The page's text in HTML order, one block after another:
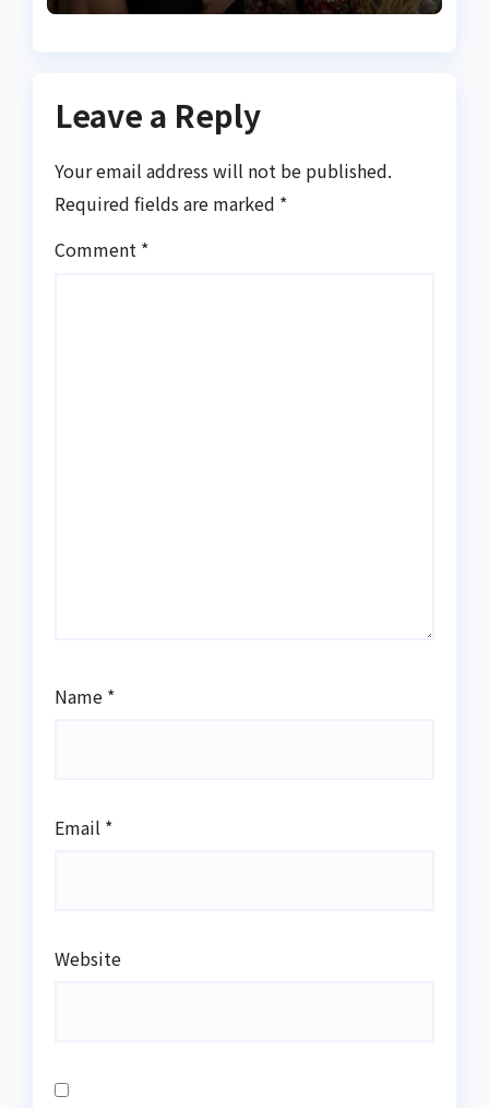
Leave a Reply
Your email address will not be published.
Required fields are marked *
Comment *
Name *
Email *
Website